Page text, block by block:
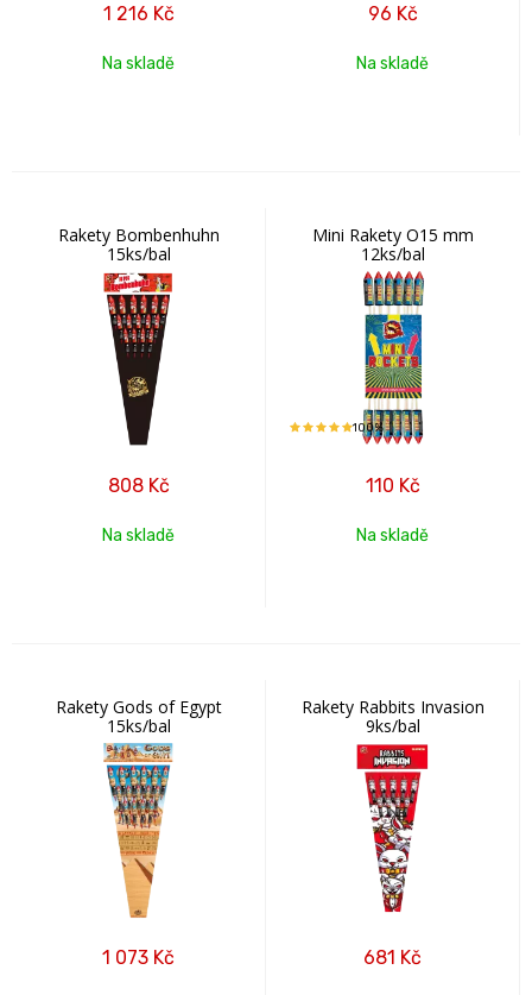
1 216 Kč
Na skladě
96 Kč
Na skladě
Rakety Bombenhuhn
15ks/bal
808 Kč
Na skladě
Mini Rakety O15 mm
12ks/bal
100%
110 Kč
Na skladě
Rakety Gods of Egypt
15ks/bal
1 073 Kč
Rakety Rabbits Invasion
9ks/bal
681 Kč